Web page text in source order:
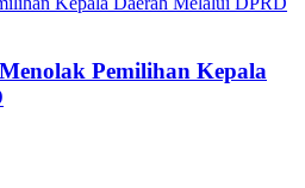
Pemilihan Kepala